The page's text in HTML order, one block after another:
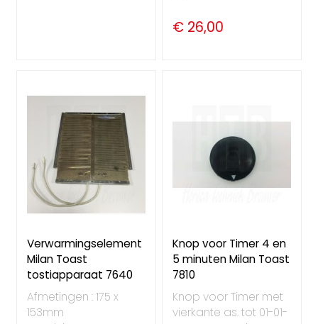
€ 26,00
Verwarmingselement
Milan Toast
tostiapparaat 7640
Afmetingen : 175 x
153mm
Knop voor Timer 4 en
5 minuten Milan Toast
7810
Knop voor Timer met
vierkante as. tot 01-01-